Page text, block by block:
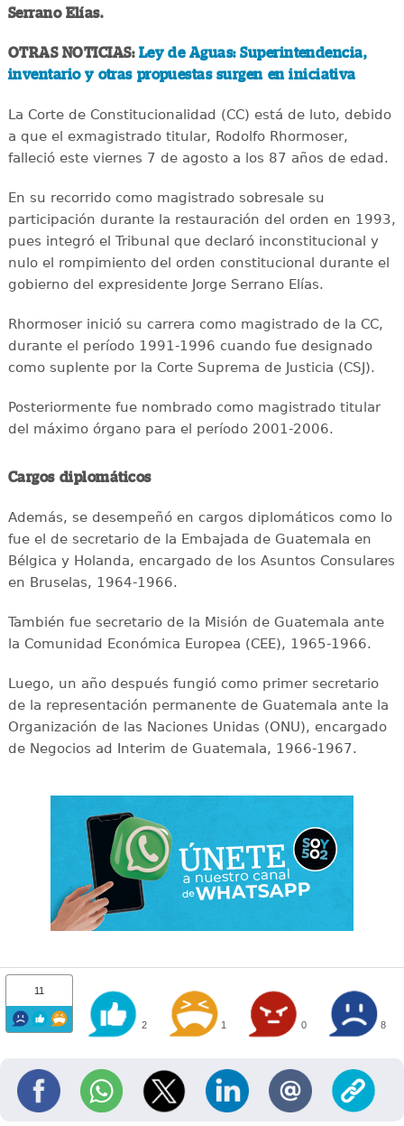
Serrano Elías.
OTRAS NOTICIAS: Ley de Aguas: Superintendencia,
inventario y otras propuestas surgen en iniciativa
La Corte de Constitucionalidad (CC) está de luto, debido
a que el exmagistrado titular, Rodolfo Rhormoser,
falleció este viernes 7 de agosto a los 87 años de edad.
En su recorrido como magistrado sobresale su
participación durante la restauración del orden en 1993,
pues integró el Tribunal que declaró inconstitucional y
nulo el rompimiento del orden constitucional durante el
gobierno del expresidente Jorge Serrano Elías.
Rhormoser inició su carrera como magistrado de la CC,
durante el período 1991-1996 cuando fue designado
como suplente por la Corte Suprema de Justicia (CSJ).
Posteriormente fue nombrado como magistrado titular
del máximo órgano para el período 2001-2006.
Cargos diplomáticos
Además, se desempeñó en cargos diplomáticos como lo
fue el de secretario de la Embajada de Guatemala en
Bélgica y Holanda, encargado de los Asuntos Consulares
en Bruselas, 1964-1966.
También fue secretario de la Misión de Guatemala ante
la Comunidad Económica Europea (CEE), 1965-1966.
Luego, un año después fungió como primer secretario
de la representación permanente de Guatemala ante la
Organización de las Naciones Unidas (ONU), encargado
de Negocios ad Interim de Guatemala, 1966-1967.
11
2 1 0 8